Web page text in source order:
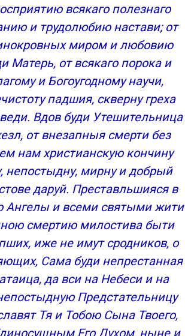
всякаго полезнаго
и трудолюбию настави; от
миром и любовию
Матерь, от всякаго порока и
и Богоугодному научи,
падшия, скверну греха
Вдов буди Утешительница
от внезапныя смерти без
нам христианскую кончину
непостыдну, мирну и добрый
даруй. Преставльшияся в
Ангелы и всеми святыми жити
смертию милостива быти
иже не имут сродников, о
Сама буди непрестанная
да вси на Небеси и на
Предстательницу
Тя и Тобою Сына Твоего,
Его Духом, ныне и